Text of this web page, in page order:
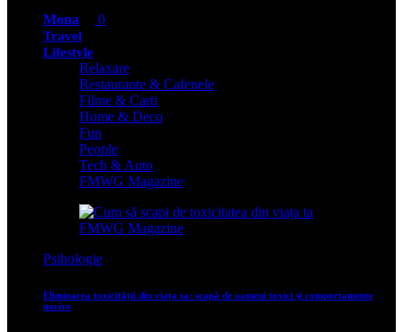
Mona 0
Travel
Lifestyle
Relaxare
Restaurante & Cafenele
Filme & Carti
Home & Deco
Fun
People
Tech & Auto
FMWG Magazine
Psihologie
Eliminarea toxicității din viața ta: scapă de oameni toxici și comportamente
nocive